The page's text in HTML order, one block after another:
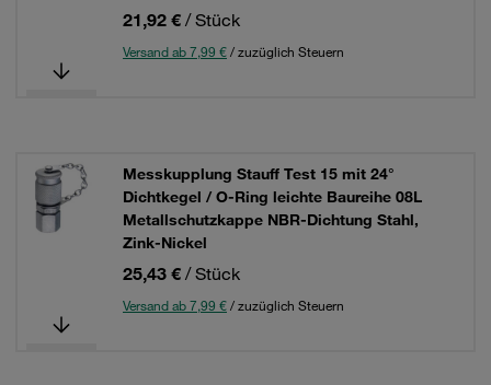
21,92 € / Stück
Versand ab 7,99 €/ zuzüglich Steuern
Messkupplung Stauff Test 15 mit 24°
Dichtkegel / O-Ring leichte Baureihe 08L
Metallschutzkappe NBR-Dichtung Stahl,
Zink-Nickel
25,43 € / Stück
Versand ab 7,99 €/ zuzüglich Steuern